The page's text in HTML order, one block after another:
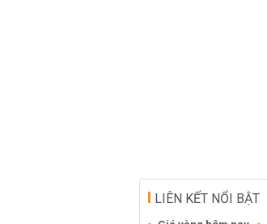
LIÊN KẾT NỔI BẬT